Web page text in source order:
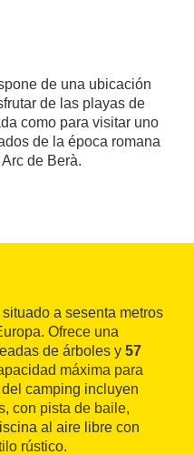
de una ubicación
de las playas de
como para visitar uno
de la época romana
de Berà.
a sesenta metros
Ofrece una
de árboles y 57
máxima para
camping incluyen
con pista de baile,
al aire libre con
rústico.